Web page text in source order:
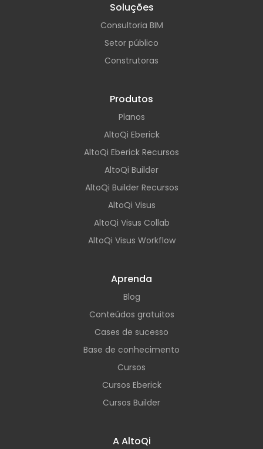
Soluções
Consultoria BIM
Setor público
Construtoras
Produtos
Planos
AltoQi Eberick
AltoQi Eberick Recursos
AltoQi Builder
AltoQi Builder Recursos
AltoQi Visus
AltoQi Visus Collab
AltoQi Visus Workflow
Aprenda
Blog
Conteúdos gratuitos
Cases de sucesso
Base de conhecimento
Cursos
Cursos Eberick
Cursos Builder
A AltoQi